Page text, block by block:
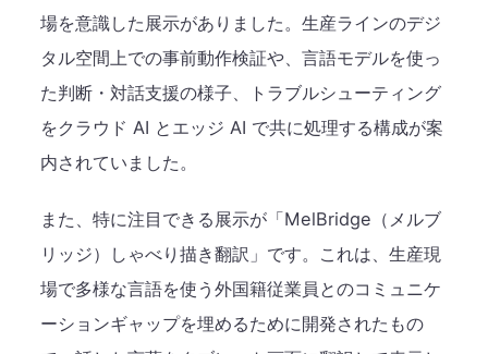
場を意識した展示がありました。生産ラインのデジ
タル空間上での事前動作検証や、言語モデルを使っ
た判断・対話支援の様子、トラブルシューティング
をクラウド AI とエッジ AI で共に処理する構成が案
内されていました。
また、特に注目できる展示が「MelBridge（メルブ
リッジ）しゃべり描き翻訳」です。これは、生産現
場で多様な言語を使う外国籍従業員とのコミュニケ
ーションギャップを埋めるために開発されたもの